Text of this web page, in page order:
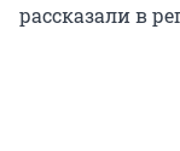
рассказали в